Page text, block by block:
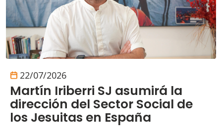
22/07/2026
Martín Iriberri SJ asumirá la
dirección del Sector Social de
los Jesuitas en España